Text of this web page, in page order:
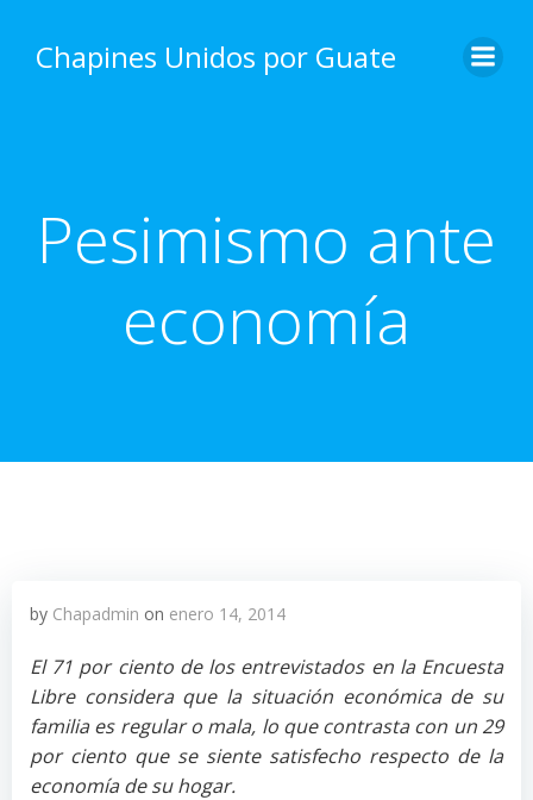
content
Chapines Unidos por Guate
Pesimismo ante
economía
by Chapadmin on enero 14, 2014
El 71 por ciento de los entrevistados en la Encuesta
Libre considera que la situación económica de su
familia es regular o mala, lo que contrasta con un 29
por ciento que se siente satisfecho respecto de la
economía de su hogar.